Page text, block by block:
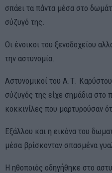
σπάει τα πάντα μέσα στο
σύζυγό της.
Οι ένοικοι του ξενοδοχείου
την αστυνομία.
Αστυνομικοί του Α.Τ.
σύζυγός της είχε σημάδια στο
κοκκινίλες που μαρτυρούσαν
Εξάλλου και η εικόνα του
μέσα βρίσκονταν σπασμένα
Η ηθοποιός οδηγήθηκε στο